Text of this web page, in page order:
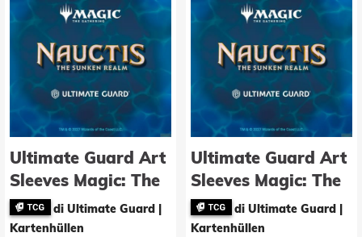
Ultimate Guard Art
Sleeves Magic: The
Gathering "Nauctis:
The Sunken Realm"
di Ultimate Guard |
Kartenhüllen
Ultimate Guard Art
Sleeves Magic: The
Gathering "Nauctis:
The Sunken Realm"
di Ultimate Guard |
Kartenhüllen